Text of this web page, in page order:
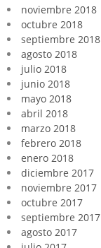
noviembre 2018
octubre 2018
septiembre 2018
agosto 2018
julio 2018
junio 2018
mayo 2018
abril 2018
marzo 2018
febrero 2018
enero 2018
diciembre 2017
noviembre 2017
octubre 2017
septiembre 2017
agosto 2017